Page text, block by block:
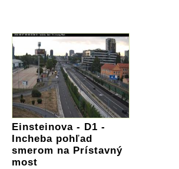
Einsteinova - D1 -
Incheba pohľad
smerom na Prístavný
most